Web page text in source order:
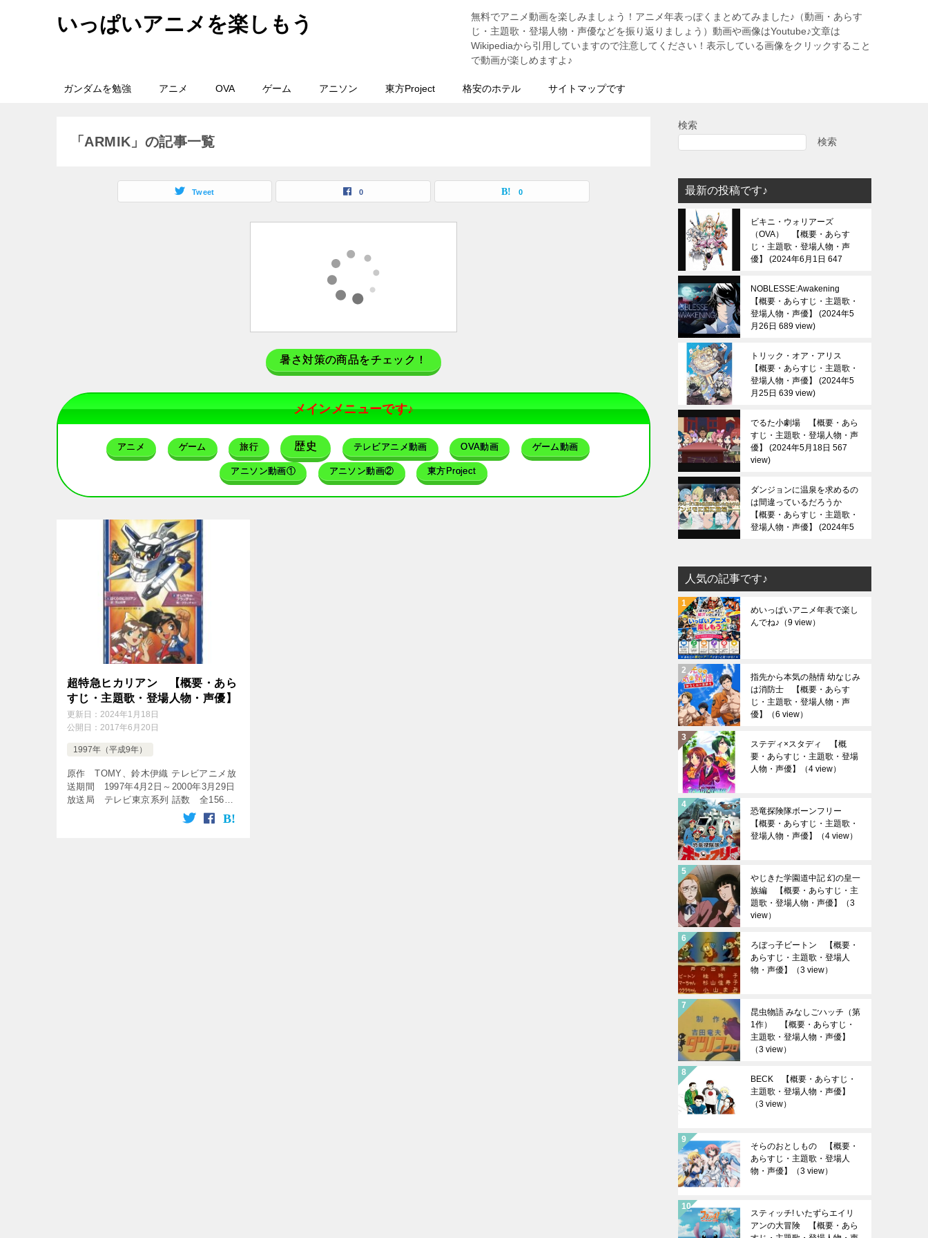
いっぱいアニメを楽しもう
無料でアニメ動画を楽しみましょう！アニメ年表っぽくまとめてみました♪（動画・あらす
じ・主題歌・登場人物・声優などを振り返りましょう）動画や画像はYoutube♪文章は
Wikipediaから引用していますので注意してください！表示している画像をクリックすること
で動画が楽しめますよ♪
ガンダムを勉強 アニメ OVA ゲーム アニソン 東方Project 格安のホテル サイトマップです
「ARMIK」の記事一覧
Tweet 0 0
暑さ対策の商品をチェック！
メインメニューです♪
アニメ ゲーム 旅行 歴史 テレビアニメ動画 OVA動画 ゲーム動画
アニソン動画① アニソン動画② 東方Project
超特急ヒカリアン 【概要・あら
すじ・主題歌・登場人物・声優】
更新日： 2024年1月18日
公開日： 2017年6月20日
1997年（平成9年）
原作 TOMY、鈴木伊織 テレビアニメ放
送期間 1997年4月2日～2000年3月29日
放送局 テレビ東京系列 話数 全156話
無料でアニメ動画を楽しみましょう♪ 超
特急ヒカリアン OP・ED集 [tubepress
検索
検索
最新の投稿です♪
ビキニ・ウォリアーズ
（OVA） 【概要・あらす
じ・主題歌・登場人物・声
優】
2024年6月1日 647
NOBLESSE:Awakening
【概要・あらすじ・主題歌・
登場人物・声優】
2024年5
月26日 689 view
トリック・オア・アリス
【概要・あらすじ・主題歌・
登場人物・声優】
2024年5
月25日 639 view
でるた小劇場 【概要・あら
すじ・主題歌・登場人物・声
優】
2024年5月18日 567
view
ダンジョンに温泉を求めるの
は間違っているだろうか
【概要・あらすじ・主題歌・
登場人物・声優】
2024年5
人気の記事です♪
めいっぱいアニメ年表で楽し
んでね♪ （9 view）
指先から本気の熱情 幼なじみ
は消防士 【概要・あらす
じ・主題歌・登場人物・声
優】
（6 view）
ステディ×スタディ 【概
要・あらすじ・主題歌・登場
人物・声優】
（4 view）
恐竜探険隊ボーンフリー
【概要・あらすじ・主題歌・
登場人物・声優】
（4 view）
やじきた学園道中記 幻の皇一
族編 【概要・あらすじ・主
題歌・登場人物・声優】
（3
view）
ろぼっ子ビートン 【概要・
あらすじ・主題歌・登場人
物・声優】
（3 view）
昆虫物語 みなしごハッチ（第
1作） 【概要・あらすじ・
主題歌・登場人物・声優】
（3 view）
BECK 【概要・あらすじ・
主題歌・登場人物・声優】
（3 view）
そらのおとしもの 【概要・
あらすじ・主題歌・登場人
物・声優】
（3 view）
スティッチ! いたずらエイリ
アンの大冒険 【概要・あら